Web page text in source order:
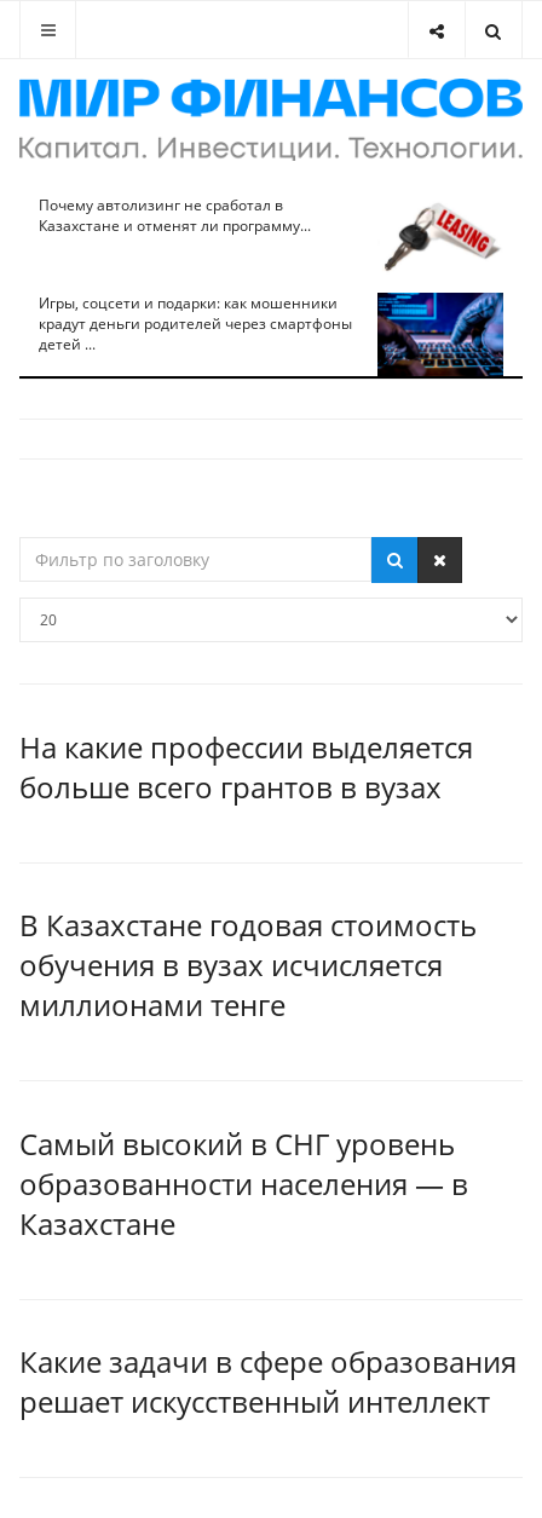
Почему автолизинг не сработал в
Казахстане и отменят ли программу...
Игры, соцсети и подарки: как мошенники
крадут деньги родителей через смартфоны
детей ...
по
На какие профессии выделяется
больше всего грантов в вузах
В Казахстане годовая стоимость
обучения в вузах исчисляется
миллионами тенге
Самый высокий в СНГ уровень
образованности населения — в
Казахстане
Какие задачи в сфере образования
решает искусственный интеллект